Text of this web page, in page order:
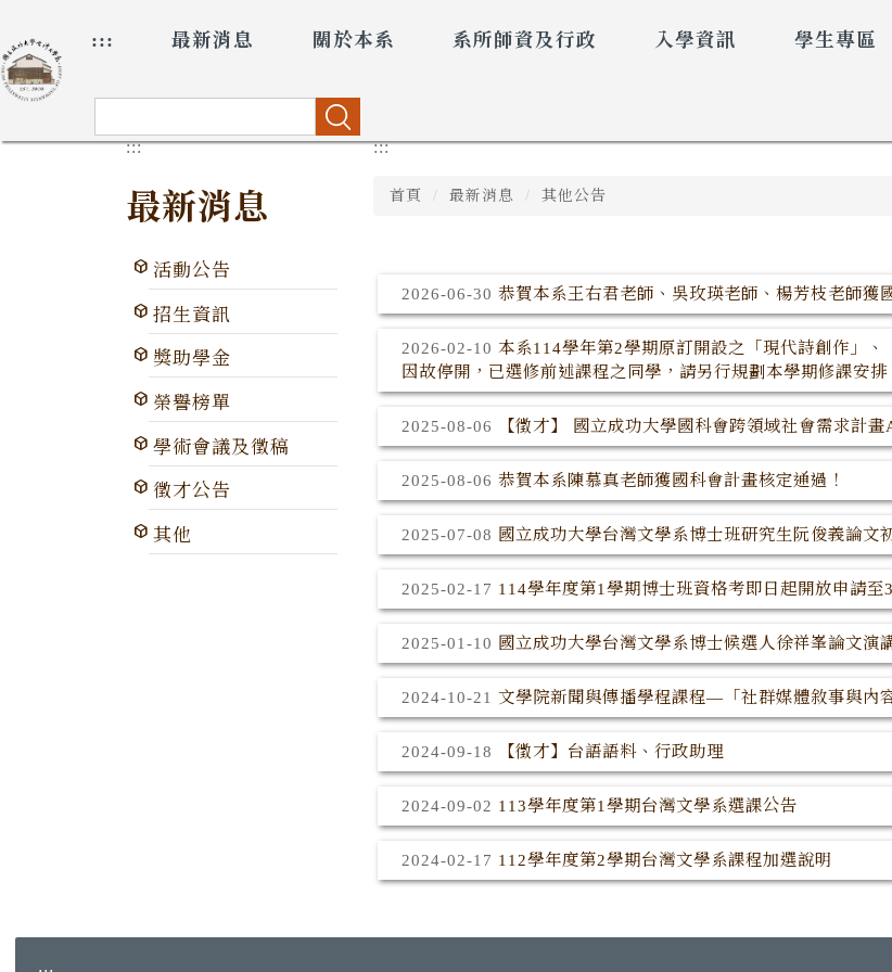
到
主
要
::: 最新消息 關於本系 系所師資及行政 入學資訊 學生專區
搜尋
:::
最新消息
活動公告
招生資訊
獎助學金
榮譽榜單
學術會議及徵稿
徵才公告
其他
:::
首頁 最新消息 其他公告
2026-06-30 恭賀本系王右君老師、吳玫瑛老師、楊芳枝老師獲
2026-02-10 本系114學年第2學期原訂開設之「現代詩創作」
因故停開，已選修前述課程之同學，請另行規劃本學期修課安排
2025-08-06 【徵才】 國立成功大學國科會跨領域社會需求計
2025-08-06 恭賀本系陳慕真老師獲國科會計畫核定通過！
2025-07-08 國立成功大學台灣文學系博士班研究生阮俊義論文
2025-02-17 114學年度第1學期博士班資格考即日起開放申請至
2025-01-10 國立成功大學台灣文學系博士候選人徐祥峯論文演
2024-10-21 文學院新聞與傳播學程課程—「社群媒體敘事與內
2024-09-18 【徵才】台語語料、行政助理
2024-09-02 113學年度第1學期台灣文學系選課公告
2024-02-17 112學年度第2學期台灣文學系課程加選說明